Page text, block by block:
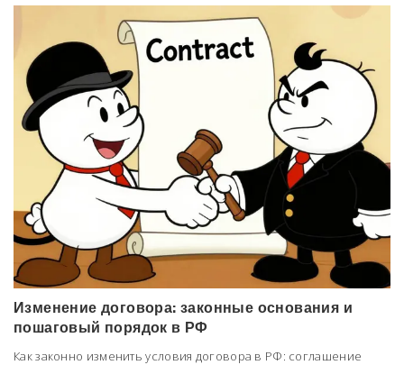
Изменение договора: законные основания и
пошаговый порядок в РФ
Как законно изменить условия договора в РФ: соглашение